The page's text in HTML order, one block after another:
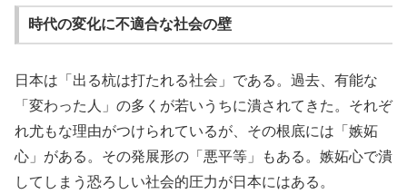
時代の変化に不適合な社会の壁
日本は「出る杭は打たれる社会」である。過去、有能な
「変わった人」の多くが若いうちに潰されてきた。それぞ
れ尤もな理由がつけられているが、その根底には「嫉妬
心」がある。その発展形の「悪平等」もある。嫉妬心で潰
してしまう恐ろしい社会的圧力が日本にはある。